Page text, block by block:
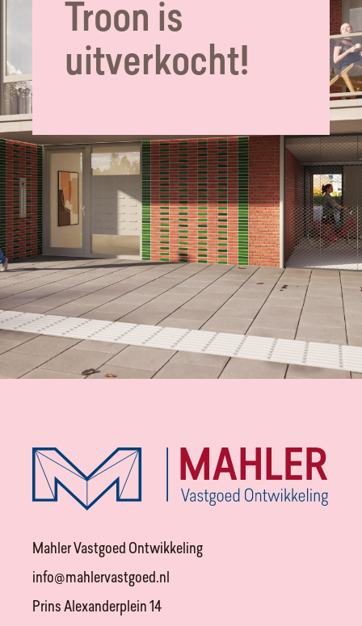
Troon is
uitverkocht!
Mahler Vastgoed Ontwikkeling
info@mahlervastgoed.nl
Prins Alexanderplein 14